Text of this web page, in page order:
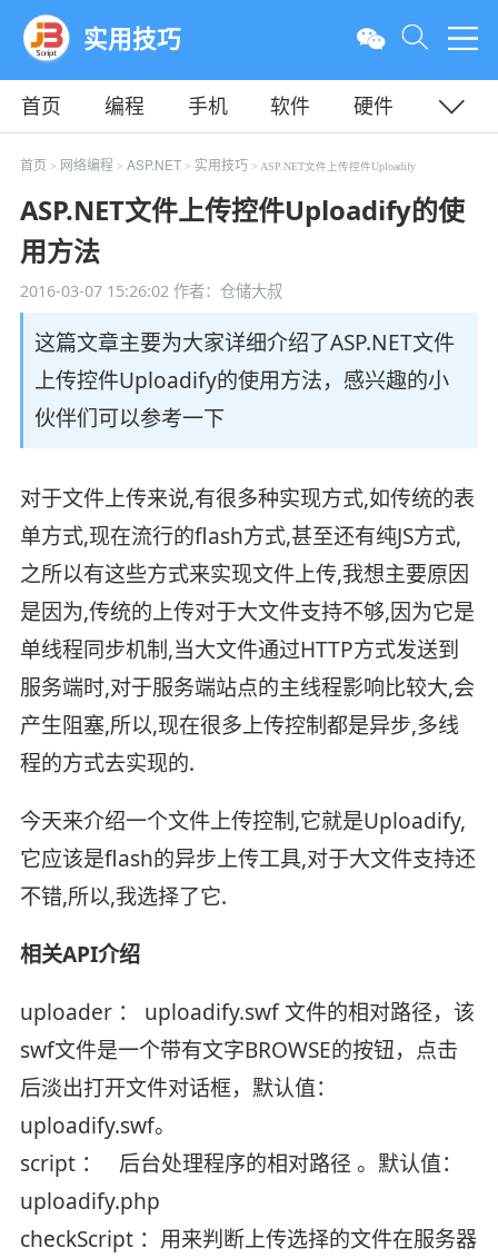
实用技巧
首页 编程 手机 软件
硬件
教程
平面 服务器
首页 > 网络编程 > ASP.NET > 实用技巧 > ASP.NET文件上传控件Uploadify
ASP.NET文件上传控件Uploadify的使
用方法
2016-03-07 15:26:02作者：仓储大叔
这篇文章主要为大家详细介绍了ASP.NET文件
上传控件Uploadify的使用方法，感兴趣的小
伙伴们可以参考一下
对于文件上传来说,有很多种实现方式,如传统的表
单方式,现在流行的flash方式,甚至还有纯JS方式,
之所以有这些方式来实现文件上传,我想主要原因
是因为,传统的上传对于大文件支持不够,因为它是
单线程同步机制,当大文件通过HTTP方式发送到
服务端时,对于服务端站点的主线程影响比较大,会
产生阻塞,所以,现在很多上传控制都是异步,多线
程的方式去实现的.
今天来介绍一个文件上传控制,它就是Uploadify,
它应该是flash的异步上传工具,对于大文件支持还
不错,所以,我选择了它.
相关API介绍
uploader ： uploadify.swf 文件的相对路径，该
swf文件是一个带有文字BROWSE的按钮，点击
后淡出打开文件对话框，默认值：
uploadify.swf。
script ： 后台处理程序的相对路径 。默认值：
uploadify.php
checkScript ：用来判断上传选择的文件在服务器